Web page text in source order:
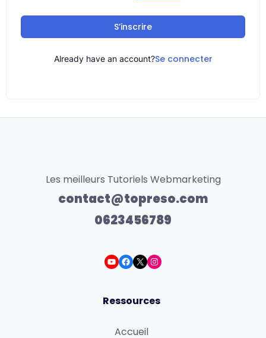
S’inscrire
Already have an account?Se connecter
Les meilleurs Tutoriels Webmarketing
contact@topreso.com
0623456789
Ressources
Accueil